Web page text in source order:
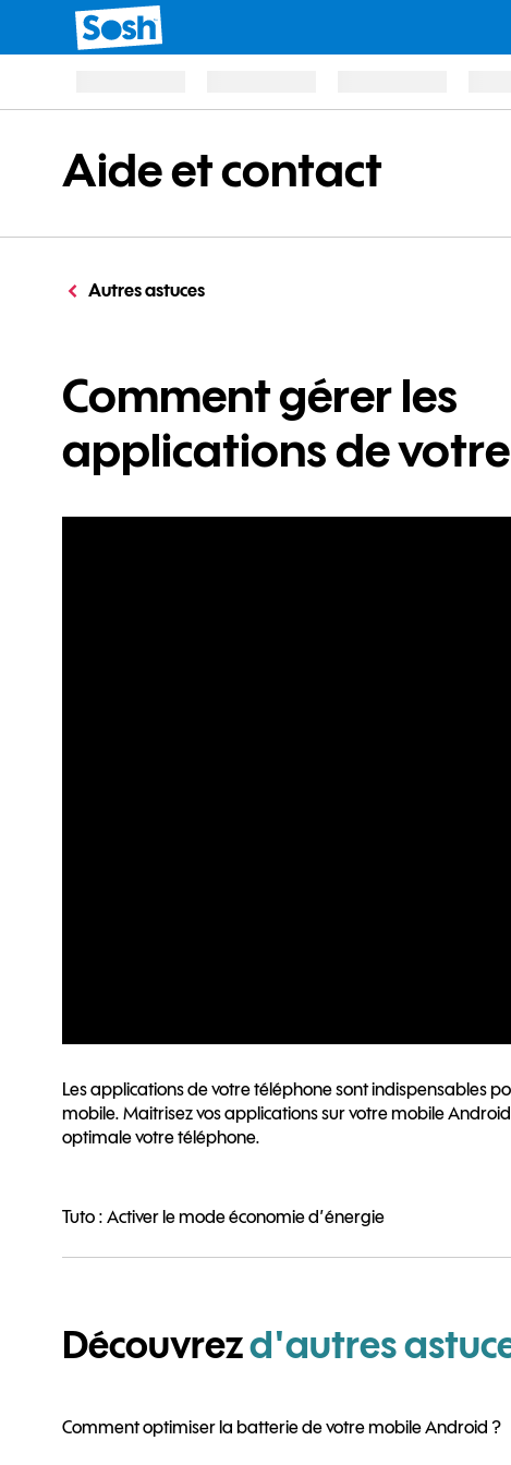
Aide et contact
Autres astuces
Comment gérer les
applications de
Les applications de votre téléphone sont indispensables
mobile. Maitrisez vos applications sur votre mobile
optimale votre téléphone.
Tuto : Activer le mode économie d’énergie
Découvrezd'autres
Comment optimiser la batterie de votre mobile Android ?